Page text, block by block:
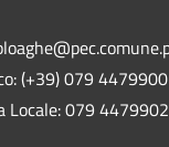
(+39) 079 4479900
Locale: 079